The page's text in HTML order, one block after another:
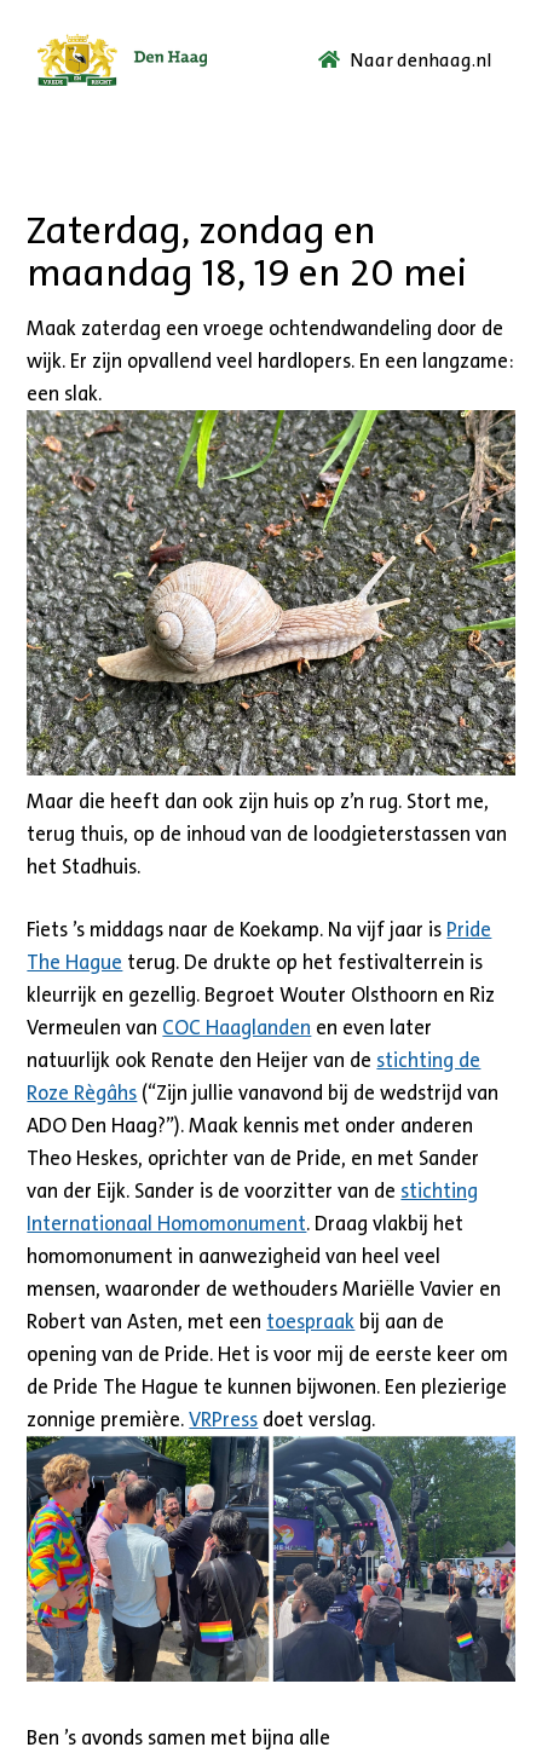
Ga
Naar denhaag.nl
Zaterdag, zondag en
maandag 18, 19 en 20 mei
Maak zaterdag een vroege ochtendwandeling door de
wijk. Er zijn opvallend veel hardlopers. En een langzame:
een slak.
Maar die heeft dan ook zijn huis op z’n rug. Stort me,
terug thuis, op de inhoud van de loodgieterstassen van
het Stadhuis.
Fiets ’s middags naar de Koekamp. Na vijf jaar is Pride
The Hague terug. De drukte op het festivalterrein is
kleurrijk en gezellig. Begroet Wouter Olsthoorn en Riz
Vermeulen van COC Haaglanden en even later
natuurlijk ook Renate den Heijer van de stichting de
Roze Règâhs (“Zijn jullie vanavond bij de wedstrijd van
ADO Den Haag?”). Maak kennis met onder anderen
Theo Heskes, oprichter van de Pride, en met Sander
van der Eijk. Sander is de voorzitter van de stichting
Internationaal Homomonument. Draag vlakbij het
homomonument in aanwezigheid van heel veel
mensen, waaronder de wethouders Mariëlle Vavier en
Robert van Asten, met een toespraak bij aan de
opening van de Pride. Het is voor mij de eerste keer om
de Pride The Hague te kunnen bijwonen. Een plezierige
zonnige première.VRPress doet verslag.
Ben ’s avonds samen met bijna alle